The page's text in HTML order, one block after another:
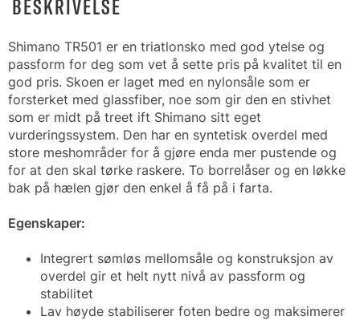
BESKRIVELSE
Shimano TR501 er en triatlonsko med god ytelse og
passform for deg som vet å sette pris på kvalitet til en
god pris. Skoen er laget med en nylonsåle som er
forsterket med glassfiber, noe som gir den en stivhet
som er midt på treet ift Shimano sitt eget
vurderingssystem. Den har en syntetisk overdel med
store meshområder for å gjøre enda mer pustende og
for at den skal tørke raskere. To borrelåser og en løkke
bak på hælen gjør den enkel å få på i farta.
Egenskaper:
Integrert sømløs mellomsåle og konstruksjon av
overdel gir et helt nytt nivå av passform og
stabilitet
Lav høyde stabiliserer foten bedre og maksimerer